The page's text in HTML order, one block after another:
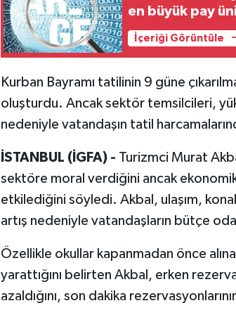
en büyük pay
İçeriği Görüntüle
Kurban Bayramı tatilinin 9 güne
oluşturdu. Ancak sektör temsilcileri,
nedeniyle vatandaşın tatil
İSTANBUL (İGFA) - Turizmci Murat
sektöre moral verdiğini ancak
etkilediğini söyledi. Akbal, ulaşım,
artış nedeniyle vatandaşların bütçe
Özellikle okullar kapanmadan önce
yarattığını belirten Akbal, erken
azaldığını, son dakika